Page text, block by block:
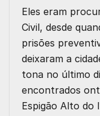
Eles eram
Civil, desde
prisões
deixaram a
tona no último
encontrados
Espigão Alto do